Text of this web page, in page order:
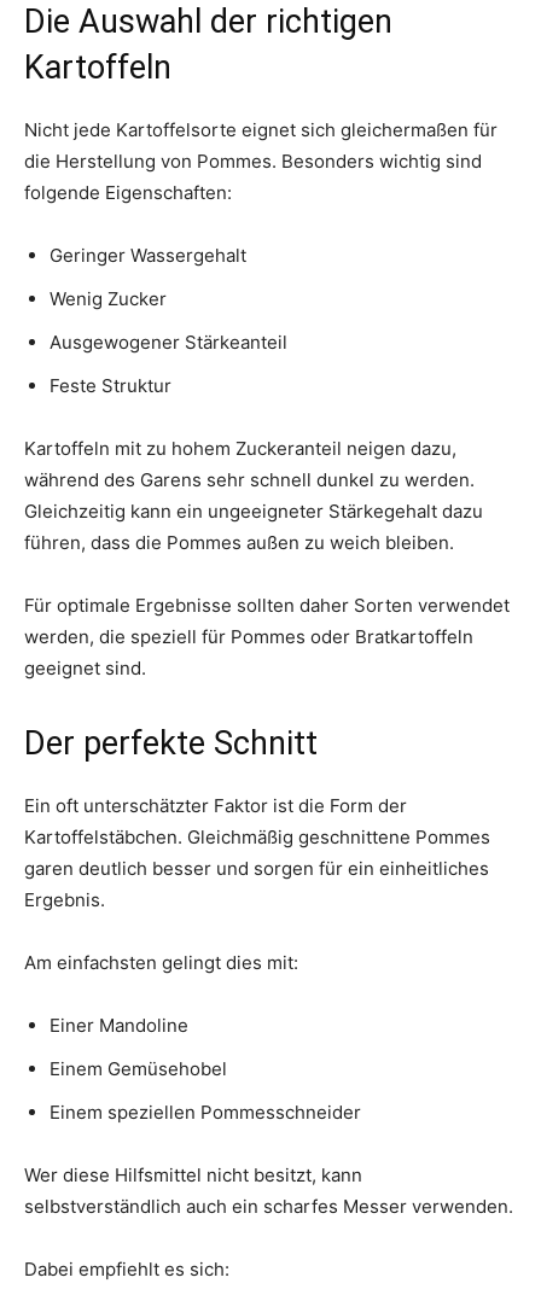
Die Auswahl der richtigen
Kartoffeln
Nicht jede Kartoffelsorte eignet sich gleichermaßen für
die Herstellung von Pommes. Besonders wichtig sind
folgende Eigenschaften:
Geringer Wassergehalt
Wenig Zucker
Ausgewogener Stärkeanteil
Feste Struktur
Kartoffeln mit zu hohem Zuckeranteil neigen dazu,
während des Garens sehr schnell dunkel zu werden.
Gleichzeitig kann ein ungeeigneter Stärkegehalt dazu
führen, dass die Pommes außen zu weich bleiben.
Für optimale Ergebnisse sollten daher Sorten verwendet
werden, die speziell für Pommes oder Bratkartoffeln
geeignet sind.
Der perfekte Schnitt
Ein oft unterschätzter Faktor ist die Form der
Kartoffelstäbchen. Gleichmäßig geschnittene Pommes
garen deutlich besser und sorgen für ein einheitliches
Ergebnis.
Am einfachsten gelingt dies mit:
Einer Mandoline
Einem Gemüsehobel
Einem speziellen Pommesschneider
Wer diese Hilfsmittel nicht besitzt, kann
selbstverständlich auch ein scharfes Messer verwenden.
Dabei empfiehlt es sich: